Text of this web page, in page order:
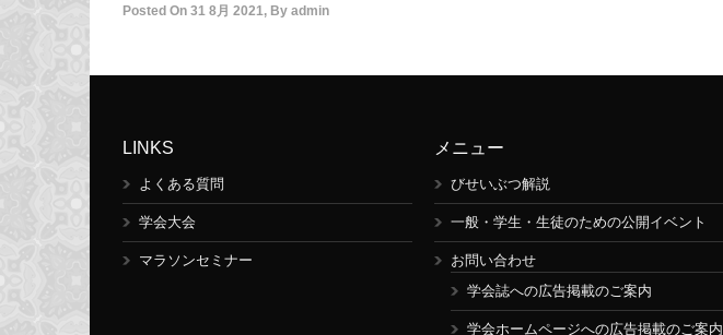
Posted On 31 8月 2021, By admin
LINKS
よくある質問
学会大会
マラソンセミナー
メニュー
びせいぶつ解説
一般・学生・生徒のための公開イベント
お問い合わせ
学会誌への広告掲載のご案内
学会ホームページへの広告掲載のご案内